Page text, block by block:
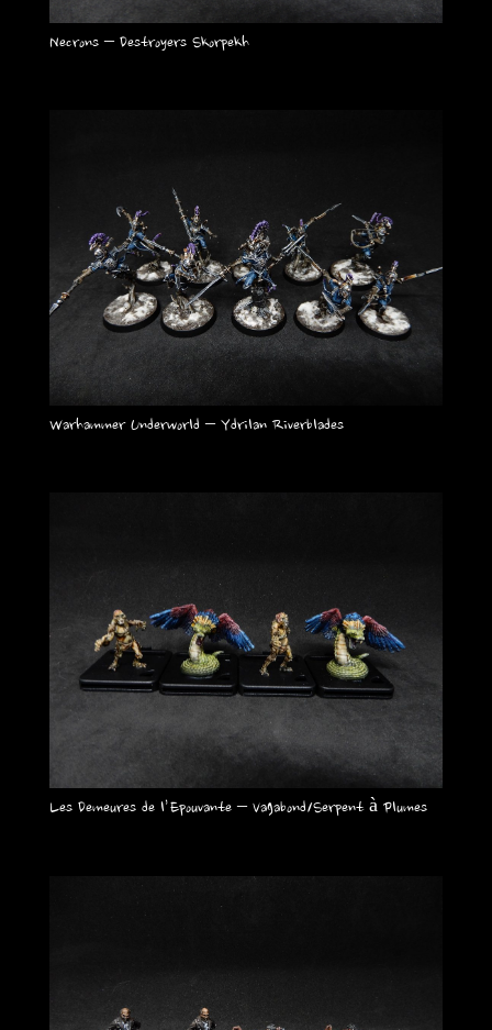
Necrons – Destroyers Skorpekh
Warhammer Underworld – Ydrilan Riverblades
Les Demeures de l’Epouvante – Vagabond/Serpent à Plumes